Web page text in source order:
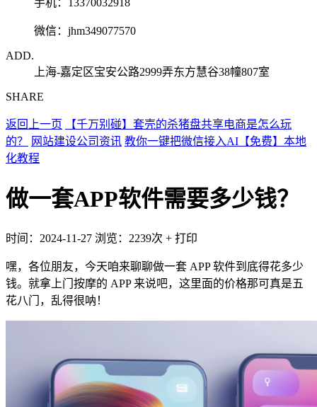
手机：13370032918
微信：jhm349077570
ADD.
上海-嘉定区宝安公路2999弄东方慧谷38幢807室
SHARE
返回上一页
【千万别碰】套壳的杀猪盘共享电商是怎么玩
的？
网站建设公司资讯 教你一键把微信接入AI【免费】本地
化教程
做一套APP软件需要多少钱？
时间：2024-11-27 浏览：2239次 + 打印
嘿，各位朋友，今天咱来聊聊做一套 APP 软件到底得花多少
钱。就拿上门按摩的 APP 来说吧，这里面的价格那可真是五
花八门，乱得很呐！